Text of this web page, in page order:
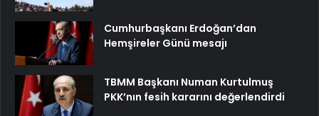
Cumhurbaşkanı Erdoğan’dan
Hemşireler Günü mesajı
TBMM Başkanı Numan Kurtulmuş
PKK’nın fesih kararını değerlendirdi